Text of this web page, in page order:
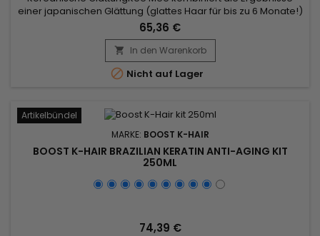
einer japanischen Glättung (glattes Haar für bis zu 6 Monate!)
und die einer brasilianischen Glättung (vollständige
Reparatur der Haare).&nbsp; Es kann auf gefärbtem,
natürlichem, gebleichtem, gesträhntem und sogar
geschädigtem Haar angewendet werden.&nbsp; Das
Glätten mit Korean Kee Mee sorgt für...
65,36 €
 In den Warenkorb
 Nicht auf Lager
Artikelbündel
MARKE: BOOST K-HAIR
BOOST K-HAIR BRAZILIAN KERATIN ANTI-AGING KIT
250ML
74,39 €